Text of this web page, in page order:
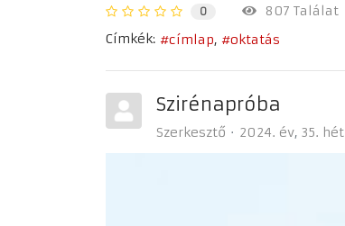
0
807 Találat
Címkék:
címlap oktatás
Szirénapróba
Szerkesztő 2024. év 35. hét